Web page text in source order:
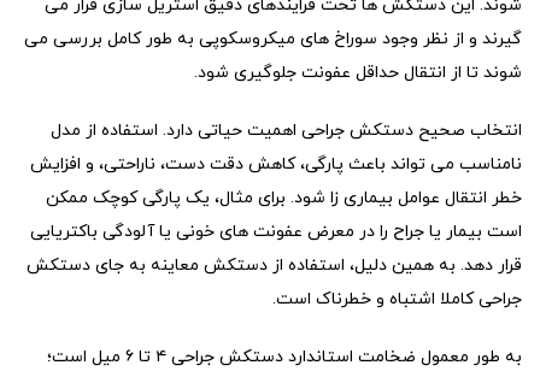
شوند. این دستکش ها تحت فرایندهای دقیق استریل سازی قرار می
گیرند و از نظر وجود سوراخ های میکروسکوپی به طور کامل بررسی می
شوند تا از انتقال حداقل عفونت جلوگیری شود.
انتخاب صحیح دستکش جراحی اهمیت حیاتی دارد. استفاده از مدل
نامناسب می تواند باعث پارگی، کاهش دقت دست، ناراحتی، و افزایش
خطر انتقال عوامل بیماری زا شود. برای مثال، یک پارگی کوچک ممکن
است بیمار یا جراح را در معرض عفونت های خونی یا آلودگی باکتریایی
قرار دهد. به همین دلیل، استفاده از دستکش معاینه به جای دستکش
جراحی کاملا اشتباه و خطرناک است.
به طور معمول ضخامت استاندارد دستکش جراحی ۴ تا ۶ میل است؛